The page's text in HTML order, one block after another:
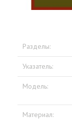
Разделы:
Указатель:
Модель:
Материал: